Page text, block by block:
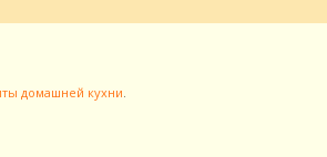
домашней кухни.